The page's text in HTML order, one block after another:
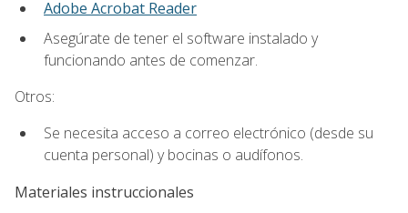
Adobe Acrobat Reader
Asegúrate de tener el software instalado y
funcionando antes de comenzar.
Otros:
Se necesita acceso a correo electrónico (desde su
cuenta personal) y bocinas o audífonos.
Materiales instruccionales